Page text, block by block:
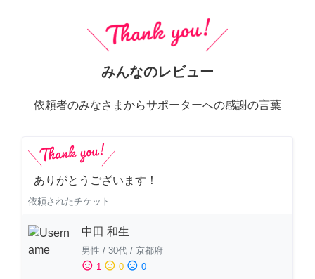
みんなのレビュー
依頼者のみなさまからサポーターへの感謝の言葉
ありがとうございます！
依頼されたチケット
中田 和生
男性 / 30代 / 京都府
sentiment_satisfied 1 sentiment_neutral 0 sentiment_dissatisfied 0